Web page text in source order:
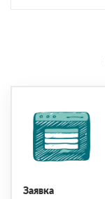
Заявка